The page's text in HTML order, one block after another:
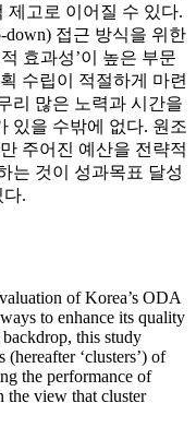
제고로 이어질 수 있다.
접근 방식을 위한
효과성’이 높은 부문
수립이 적절하게 마련
리 많은 노력과 시간을
있을 수밖에 없다. 원조
주어진 예산을 전략적
는 것이 성과목표 달성
다.
of Korea’s ODA
to enhance its quality
this study
‘clusters’) of
the performance of
the view that cluster